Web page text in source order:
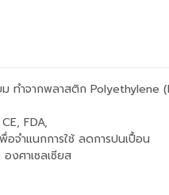
ทำจากพลาสติก Polyethylene
FDA,
อจำแนกการใช้ ลดการปนเปื้อน
งศาเซลเซียส